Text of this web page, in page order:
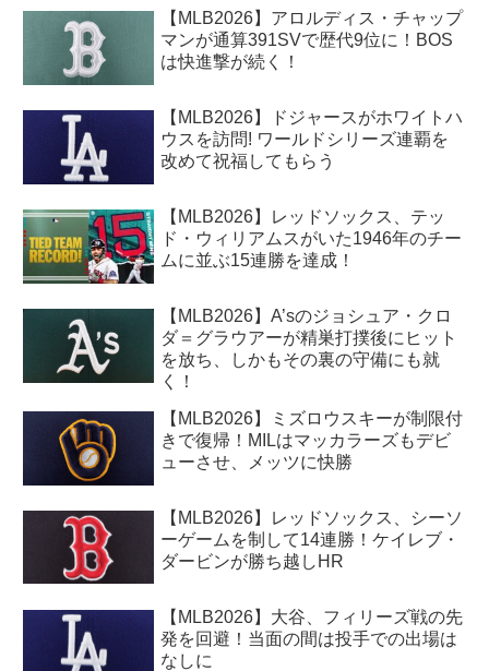
【MLB2026】アロルディス・チャップ
マンが通算391SVで歴代9位に！BOS
は快進撃が続く！
【MLB2026】ドジャースがホワイトハ
ウスを訪問! ワールドシリーズ連覇を
改めて祝福してもらう
【MLB2026】レッドソックス、テッ
ド・ウィリアムスがいた1946年のチー
ムに並ぶ15連勝を達成！
【MLB2026】A’sのジョシュア・クロ
ダ＝グラウアーが精巣打撲後にヒット
を放ち、しかもその裏の守備にも就
く！
【MLB2026】ミズロウスキーが制限付
きで復帰！MILはマッカラーズもデビ
ューさせ、メッツに快勝
【MLB2026】レッドソックス、シーソ
ーゲームを制して14連勝！ケイレブ・
ダービンが勝ち越しHR
【MLB2026】大谷、フィリーズ戦の先
発を回避！当面の間は投手での出場は
なしに